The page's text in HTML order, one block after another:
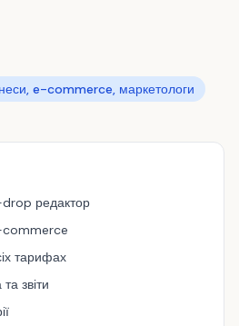
e-commerce, маркетологи
редактор
commerce
тарифах
звіти